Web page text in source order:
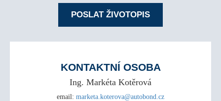
POSLAT ŽIVOTOPIS
KONTAKTNÍ OSOBA
Ing. Markéta Kotěrová
email: marketa.koterova@autobond.cz